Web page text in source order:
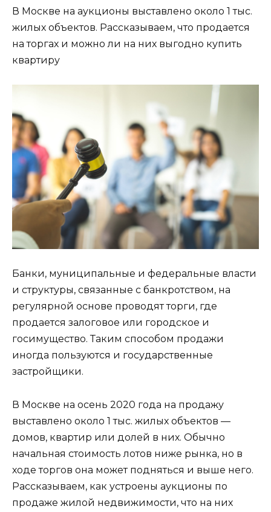
В Москве на аукционы выставлено около 1 тыс.
жилых объектов. Рассказываем, что продается
на торгах и можно ли на них выгодно купить
квартиру
Банки, муниципальные и федеральные власти
и структуры, связанные с банкротством, на
регулярной основе проводят торги, где
продается залоговое или городское и
госимущество. Таким способом продажи
иногда пользуются и государственные
застройщики.
В Москве на осень 2020 года на продажу
выставлено около 1 тыс. жилых объектов —
домов, квартир или долей в них. Обычно
начальная стоимость лотов ниже рынка, но в
ходе торгов она может подняться и выше него.
Рассказываем, как устроены аукционы по
продаже жилой недвижимости, что на них